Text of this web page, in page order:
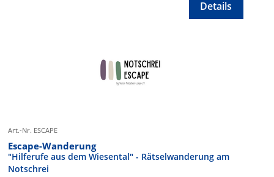
Details
Art.-Nr. ESCAPE
Escape-Wanderung
"Hilferufe aus dem Wiesental" - Rätselwanderung am
Notschrei